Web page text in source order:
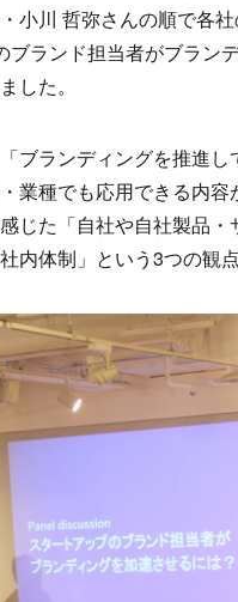
小川 哲弥さんの順で各
ランド担当者がブラン
した。
ブランディングを推進
業種でも応用できる内
じた「自社や自社製品
内体制」という3つの観